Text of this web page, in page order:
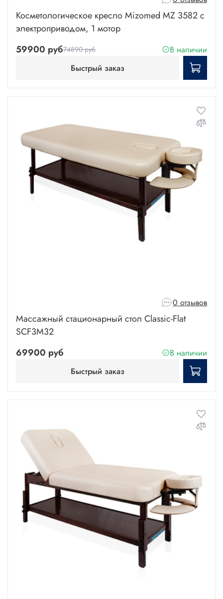
Косметологическое кресло Mizomed MZ 3582 с
электроприводом, 1 мотор
59900 руб74890 руб
В наличии
Быстрый заказ
0 отзывов
Массажный стационарный стол Classic-Flat
SCF3M32
69900 руб
В наличии
Быстрый заказ